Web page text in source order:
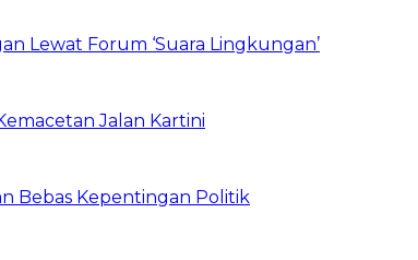
Lewat Forum ‘Suara Lingkungan’
Jalan Kartini
Bebas Kepentingan Politik